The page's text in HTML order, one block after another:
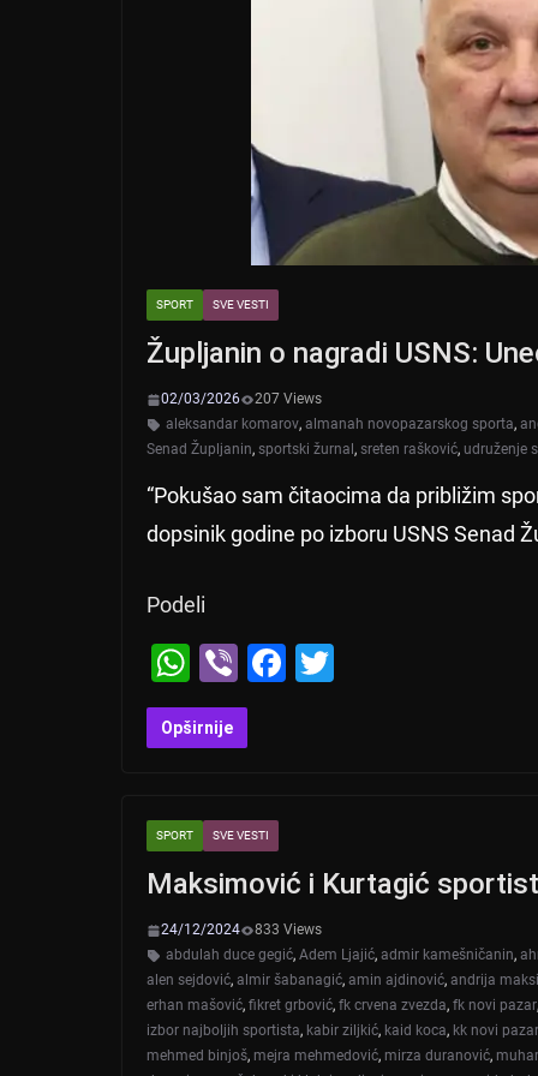
SPORT SVE VESTI
Župljanin o nagradi USNS:
02/03/2026
207 Views
aleksandar komarov, almanah novopazarskog sporta,
Senad Župljanin, sportski žurnal , sreten rašković, udruženje
“Pokušao sam čitaocima da približim
dopsinik godine po izboru USNS Senad
Podeli
W
h
at
A
p
p
Vi
b
er
F
o
k
Opširnije
SPORT SVE VESTI
Maksimović i Kurtagić
24/12/2024
833 Views
abdulah duce gegić, Adem Ljajić, admir kamešničanin,
alen sejdović, almir šabanagić, amin ajdinović, andrija
erhan mašović, fikret grbović, fk crvena zvezda, fk novi pazar,
izbor najboljih sportista, kabir ziljkić, kaid koca, kk novi
mehmed binjoš, mejra mehmedović, mirza duranović,